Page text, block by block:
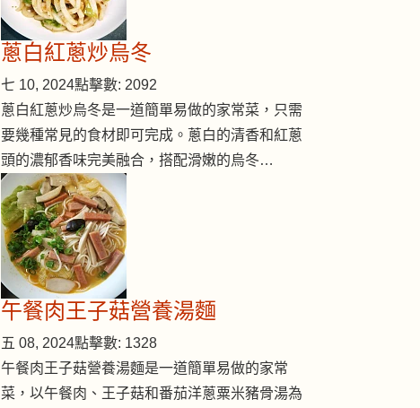
蔥白紅蔥炒烏冬
七 10, 2024點擊數: 2092
蔥白紅蔥炒烏冬是一道簡單易做的家常菜，只需
要幾種常見的食材即可完成。蔥白的清香和紅蔥
頭的濃郁香味完美融合，搭配滑嫩的烏冬…
午餐肉王子菇營養湯麵
五 08, 2024點擊數: 1328
午餐肉王子菇營養湯麵是一道簡單易做的家常
菜，以午餐肉、王子菇和番茄洋蔥粟米豬骨湯為